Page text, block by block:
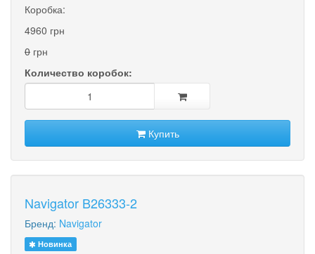
Коробка:
4960 грн
0 грн
Количество коробок:
Купить
Navigator B26333-2
Бренд: Navigator
Новинка